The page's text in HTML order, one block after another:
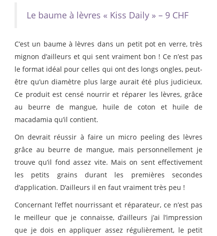
Le baume à lèvres « Kiss Daily » – 9 CHF
C’est un baume à lèvres dans un petit pot en verre, très
mignon d’ailleurs et qui sent vraiment bon ! Ce n’est pas
le format idéal pour celles qui ont des longs ongles, peut-
être qu’un diamètre plus large aurait été plus judicieux.
Ce produit est censé nourrir et réparer les lèvres, grâce
au beurre de mangue, huile de coton et huile de
macadamia qu’il contient.
On devrait réussir à faire un micro peeling des lèvres
grâce au beurre de mangue, mais personnellement je
trouve qu’il fond assez vite. Mais on sent effectivement
les petits grains durant les premières secondes
d’application. D’ailleurs il en faut vraiment très peu !
Concernant l’effet nourrissant et réparateur, ce n’est pas
le meilleur que je connaisse, d’ailleurs j’ai l’impression
que je dois en appliquer assez régulièrement, le petit